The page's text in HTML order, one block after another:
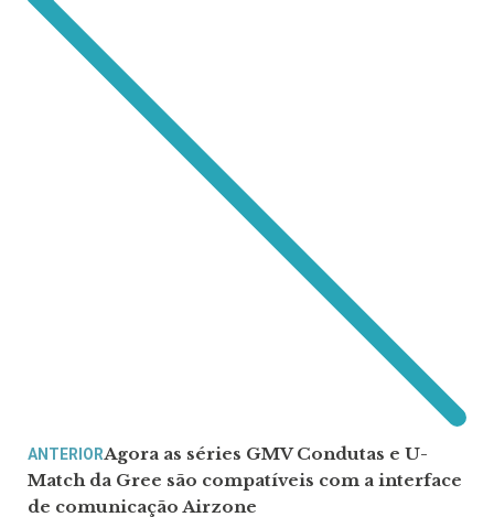
ANTERIORAgora as séries GMV Condutas e U-
Match da Gree são compatíveis com a interface
de comunicação Airzone